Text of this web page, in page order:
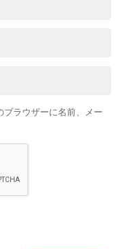
ブラウザーに名前、メー